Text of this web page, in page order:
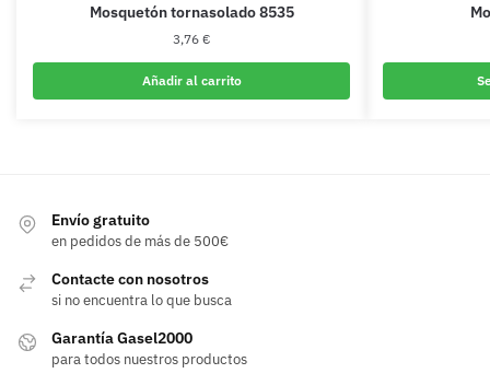
Mosquetón tornasolado 8535
3,76 €
Añadir al carrito
Envío gratuito
en pedidos de más de 500€
Contacte con nosotros
si no encuentra lo que busca
Garantía Gasel2000
para todos nuestros productos